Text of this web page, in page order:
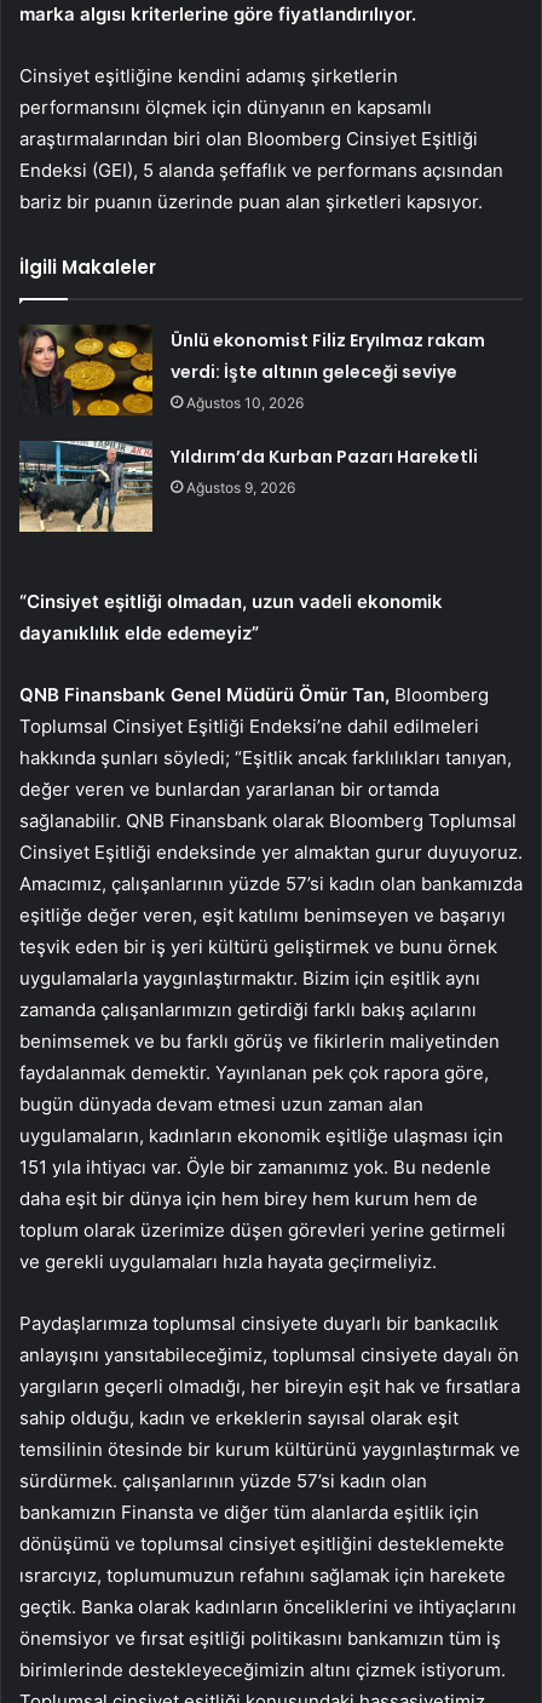
marka algısı kriterlerine göre fiyatlandırılıyor.
Cinsiyet eşitliğine kendini adamış şirketlerin
performansını ölçmek için dünyanın en kapsamlı
araştırmalarından biri olan Bloomberg Cinsiyet Eşitliği
Endeksi (GEI), 5 alanda şeffaflık ve performans açısından
bariz bir puanın üzerinde puan alan şirketleri kapsıyor.
İlgili Makaleler
Ünlü ekonomist Filiz Eryılmaz rakam
verdi: İşte altının geleceği seviye
Ağustos 10, 2026
Yıldırım’da Kurban Pazarı Hareketli
Ağustos 9, 2026
“Cinsiyet eşitliği olmadan, uzun vadeli ekonomik
dayanıklılık elde edemeyiz”
QNB Finansbank Genel Müdürü Ömür Tan, Bloomberg
Toplumsal Cinsiyet Eşitliği Endeksi’ne dahil edilmeleri
hakkında şunları söyledi; “Eşitlik ancak farklılıkları tanıyan,
değer veren ve bunlardan yararlanan bir ortamda
sağlanabilir. QNB Finansbank olarak Bloomberg Toplumsal
Cinsiyet Eşitliği endeksinde yer almaktan gurur duyuyoruz.
Amacımız, çalışanlarının yüzde 57’si kadın olan bankamızda
eşitliğe değer veren, eşit katılımı benimseyen ve başarıyı
teşvik eden bir iş yeri kültürü geliştirmek ve bunu örnek
uygulamalarla yaygınlaştırmaktır. Bizim için eşitlik aynı
zamanda çalışanlarımızın getirdiği farklı bakış açılarını
benimsemek ve bu farklı görüş ve fikirlerin maliyetinden
faydalanmak demektir. Yayınlanan pek çok rapora göre,
bugün dünyada devam etmesi uzun zaman alan
uygulamaların, kadınların ekonomik eşitliğe ulaşması için
151 yıla ihtiyacı var. Öyle bir zamanımız yok. Bu nedenle
daha eşit bir dünya için hem birey hem kurum hem de
toplum olarak üzerimize düşen görevleri yerine getirmeli
ve gerekli uygulamaları hızla hayata geçirmeliyiz.
Paydaşlarımıza toplumsal cinsiyete duyarlı bir bankacılık
anlayışını yansıtabileceğimiz, toplumsal cinsiyete dayalı ön
yargıların geçerli olmadığı, her bireyin eşit hak ve fırsatlara
sahip olduğu, kadın ve erkeklerin sayısal olarak eşit
temsilinin ötesinde bir kurum kültürünü yaygınlaştırmak ve
sürdürmek. çalışanlarının yüzde 57’si kadın olan
bankamızın Finansta ve diğer tüm alanlarda eşitlik için
dönüşümü ve toplumsal cinsiyet eşitliğini desteklemekte
ısrarcıyız, toplumumuzun refahını sağlamak için harekete
geçtik. Banka olarak kadınların önceliklerini ve ihtiyaçlarını
önemsiyor ve fırsat eşitliği politikasını bankamızın tüm iş
birimlerinde destekleyeceğimizin altını çizmek istiyorum.